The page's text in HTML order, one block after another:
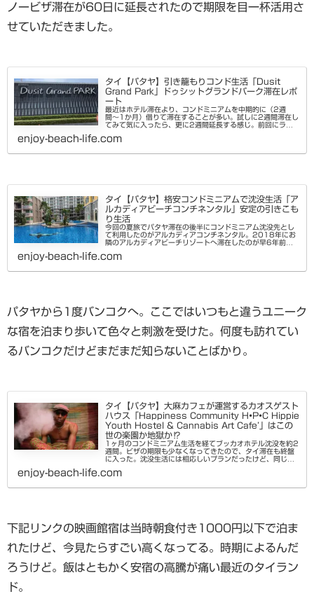
ノービザ滞在が60日に延長されたので期限を目一杯活用さ
せていただきました。
タイ【パタヤ】引き籠もりコンド生活「Dusit
Grand Park」ドゥシットグランドパーク滞在レポ
ート
最近はホテル滞在より、コンドミニアムを中期的に（2週
間〜1か月）借りて滞在することが多い。試しに2週間滞在し
てみて気に入ったら、更に2週間延長する感じ。前回にラグ
売店はあったものの、周り...
enjoy-beach-life.com
タイ【パタヤ】格安コンドミニアムで沈没生活「ア
ルカディアビーチコンチネンタル」安定の引きこも
り生活
今回の夏旅でパタヤ滞在の後半にコンドミニアム沈没先とし
て利用したのがアルカディアコンチネンタル。2018年にお
隣のアルカディアビーチリゾートへ滞在したのが早6年前。
年時点で利用した。...
enjoy-beach-life.com
パタヤから1度バンコクへ。ここではいつもと違うユニーク
な宿を泊まり歩いて色々と刺激を受けた。何度も訪れてい
るバンコクだけどまだまだ知らないことばかり。
タイ【パタヤ】大麻カフェが運営するカオスゲスト
ハウス「Happiness Community H•P•C Hippie
Youth Hostel & Cannabis Art Cafe’」はこの
世の楽園か地獄か⁉
1ヶ月のコンドミニアム生活を経てブッカオホテル沈没を約2
週間。ビザの期限も少なくなってきたので、タイ滞在も終盤
に入った。沈没生活には相応しいプランだったけど、同じ様
チョイスしないであろう...
enjoy-beach-life.com
下記リンクの映画館宿は当時朝食付き1000円以下で泊ま
れたけど、今見たらすごい高くなってる。時期によるんだ
ろうけど。飯はともかく安宿の高騰が痛い最近のタイラン
ド。